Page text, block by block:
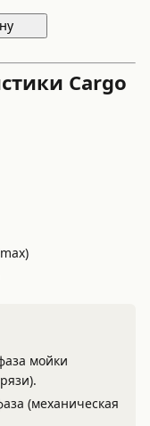
Cargo
мойки
(механическая